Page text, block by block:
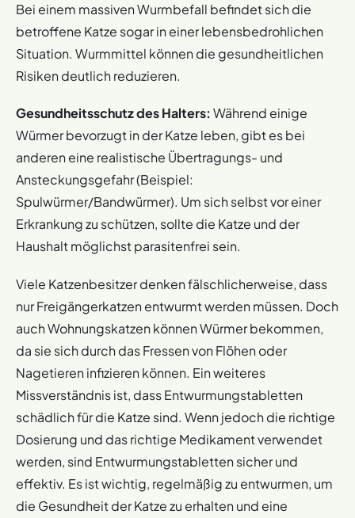
Bei einem massiven Wurmbefall befindet sich die
betroffene Katze sogar in einer lebensbedrohlichen
Situation. Wurmmittel können die gesundheitlichen
Risiken deutlich reduzieren.
Gesundheitsschutz des Halters: Während einige
Würmer bevorzugt in der Katze leben, gibt es bei
anderen eine realistische Übertragungs- und
Ansteckungsgefahr (Beispiel:
Spulwürmer/Bandwürmer). Um sich selbst vor einer
Erkrankung zu schützen, sollte die Katze und der
Haushalt möglichst parasitenfrei sein.
Viele Katzenbesitzer denken fälschlicherweise, dass
nur Freigängerkatzen entwurmt werden müssen. Doch
auch Wohnungskatzen können Würmer bekommen,
da sie sich durch das Fressen von Flöhen oder
Nagetieren infizieren können. Ein weiteres
Missverständnis ist, dass Entwurmungstabletten
schädlich für die Katze sind. Wenn jedoch die richtige
Dosierung und das richtige Medikament verwendet
werden, sind Entwurmungstabletten sicher und
effektiv. Es ist wichtig, regelmäßig zu entwurmen, um
die Gesundheit der Katze zu erhalten und eine